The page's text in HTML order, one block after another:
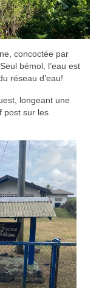
concoctée par
bémol, l’eau est
réseau d’eau!
longeant une
post sur les